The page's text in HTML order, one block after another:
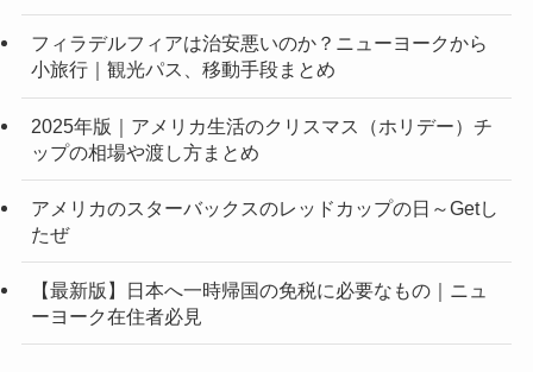
フィラデルフィアは治安悪いのか？ニューヨークから
小旅行｜観光パス、移動手段まとめ
2025年版｜アメリカ生活のクリスマス（ホリデー）チ
ップの相場や渡し方まとめ
アメリカのスターバックスのレッドカップの日～Getし
たぜ
【最新版】日本へ一時帰国の免税に必要なもの｜ニュ
ーヨーク在住者必見